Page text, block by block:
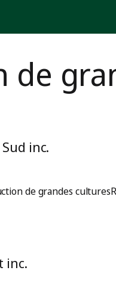
de
inc.
de grandes
inc.